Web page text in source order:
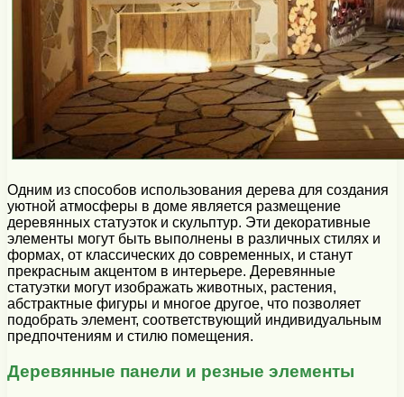
Одним из способов использования дерева для создания
уютной атмосферы в доме является размещение
деревянных статуэток и скульптур. Эти декоративные
элементы могут быть выполнены в различных стилях и
формах, от классических до современных, и станут
прекрасным акцентом в интерьере. Деревянные
статуэтки могут изображать животных, растения,
абстрактные фигуры и многое другое, что позволяет
подобрать элемент, соответствующий индивидуальным
предпочтениям и стилю помещения.
Деревянные панели и резные элементы